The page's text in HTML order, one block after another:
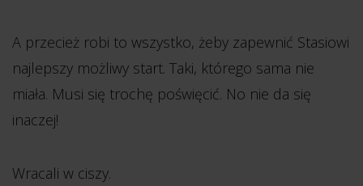
A przecież robi to wszystko, żeby zapewnić Stasiowi
najlepszy możliwy start. Taki, którego sama nie
miała. Musi się trochę poświęcić. No nie da się
inaczej!
Wracali w ciszy.